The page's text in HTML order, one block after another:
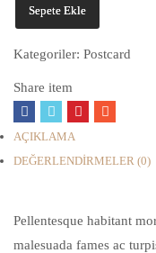
adetSepete Ekle
Kategoriler: Postcard
Share item
AÇIKLAMA
DEĞERLENDIRMELER (0)
Pellentesque habitant
malesuada fames ac